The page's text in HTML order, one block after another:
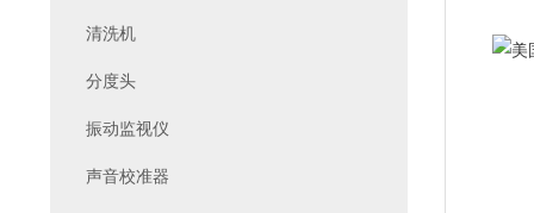
清洗机
分度头
振动监视仪
声音校准器